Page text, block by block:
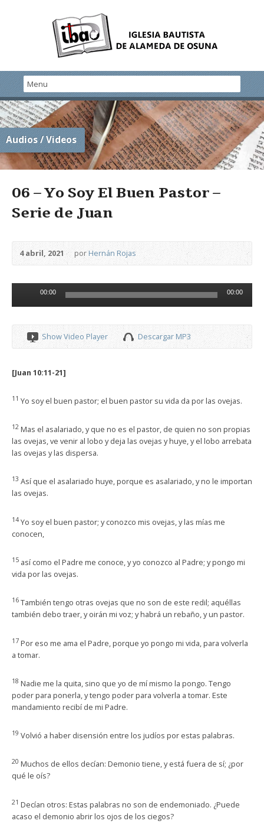
Audios / Videos
06 – Yo Soy El Buen Pastor –
Serie de Juan
4 abril, 2021 porHernán Rojas
Reproductor
00:00 00:00
Show Video Player Descargar MP3
[Juan 10:11-21]
11 Yo soy el buen pastor; el buen pastor su vida da por las ovejas.
12 Mas el asalariado, y que no es el pastor, de quien no son propias
las ovejas, ve venir al lobo y deja las ovejas y huye, y el lobo arrebata
las ovejas y las dispersa.
13 Así que el asalariado huye, porque es asalariado, y no le importan
las ovejas.
14 Yo soy el buen pastor; y conozco mis ovejas, y las mías me
conocen,
15 así como el Padre me conoce, y yo conozco al Padre; y pongo mi
vida por las ovejas.
16 También tengo otras ovejas que no son de este redil; aquéllas
también debo traer, y oirán mi voz; y habrá un rebaño, y un pastor.
17 Por eso me ama el Padre, porque yo pongo mi vida, para volverla
a tomar.
18 Nadie me la quita, sino que yo de mí mismo la pongo. Tengo
poder para ponerla, y tengo poder para volverla a tomar. Este
mandamiento recibí de mi Padre.
19 Volvió a haber disensión entre los judíos por estas palabras.
20 Muchos de ellos decían: Demonio tiene, y está fuera de sí; ¿por
qué le oís?
21 Decían otros: Estas palabras no son de endemoniado. ¿Puede
acaso el demonio abrir los ojos de los ciegos?